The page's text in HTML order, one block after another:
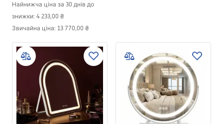
Найнижча ціна за 30 днів до
знижки: 4 233,00 ₴
Звичайна ціна: 13 770,00 ₴